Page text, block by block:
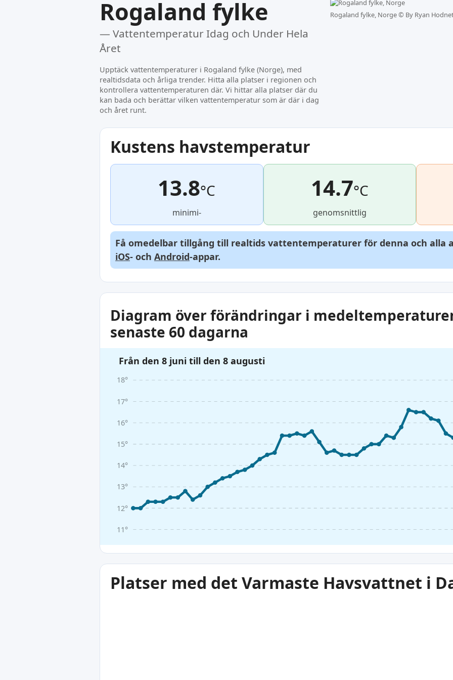
Rogaland fylke
— Vattentemperatur Idag och Under Hela
Året
Upptäck vattentemperaturer i Rogaland fylke (Norge), med
realtidsdata och årliga trender. Hitta alla platser i regionen och
kontrollera vattentemperaturen där. Vi hittar alla platser där du
kan bada och berättar vilken vattentemperatur som är där i dag
och året runt.
Rogaland fylke, Norge © By Ryan
Kustens havstemperatur
13.8°C
minimi-
14.7°C
genomsnittlig
Få omedelbar tillgång till realtids vattentemperaturer för denna och alla
iOS- och Android-appar.
Diagram över förändringar i
senaste 60 dagarna
Från den 8 juni till den 8 augusti
11°
12°
13°
14°
15°
16°
17°
18°
Platser med det Varmaste Havsvattnet i